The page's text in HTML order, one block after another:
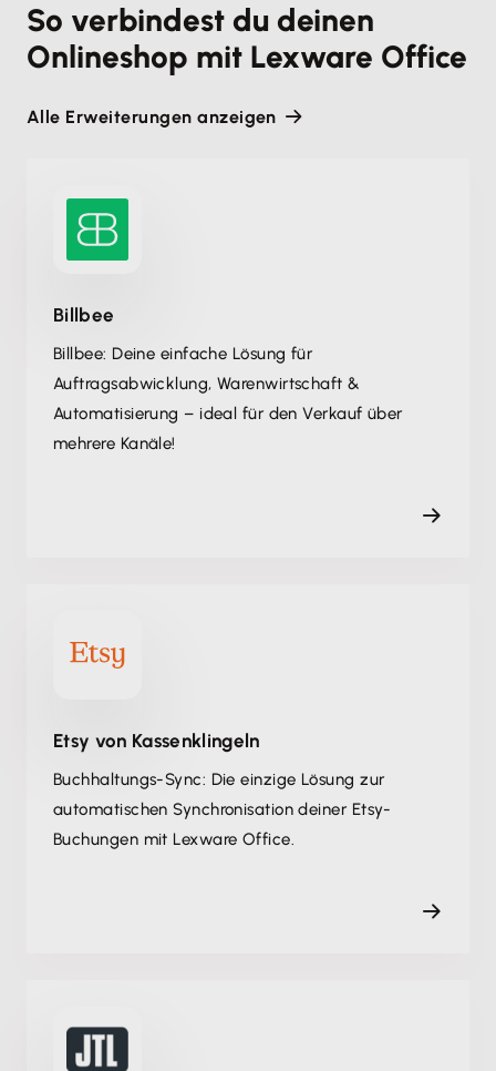
So verbindest du deinen
Onlineshop mit Lexware Office
Alle Erweiterungen anzeigen
Billbee
Billbee: Deine einfache Lösung für
Auftragsabwicklung, Warenwirtschaft &
Automatisierung – ideal für den Verkauf über
mehrere Kanäle!
Etsy von Kassenklingeln
Buchhaltungs-Sync: Die einzige Lösung zur
automatischen Synchronisation deiner Etsy-
Buchungen mit Lexware Office.